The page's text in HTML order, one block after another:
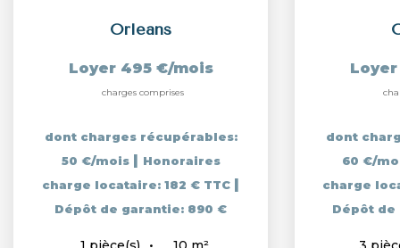
Orleans
Loyer 495 €/mois
charges comprises
dont charges récupérables:
50 €/mois | Honoraires
charge locataire: 182 € TTC |
Dépôt de garantie: 890 €
dont
60 €/
charge
Dépôt de